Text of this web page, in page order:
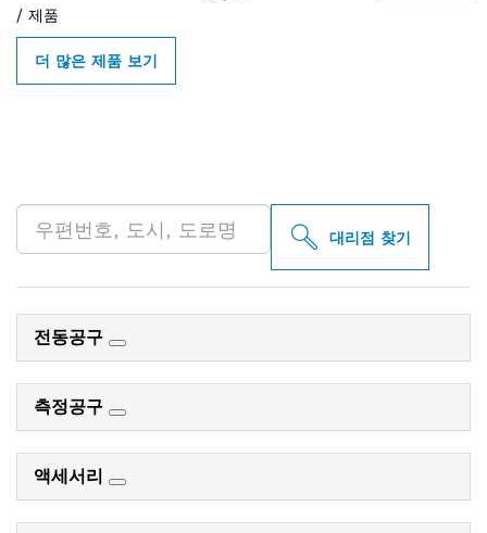
/ 제품
더 많은 제품 보기
대리점 찾기
전동공구
측정공구
액세서리